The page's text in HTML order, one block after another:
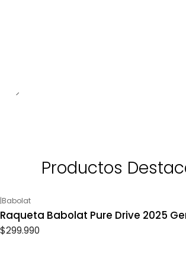
Productos
|Babolat
Raqueta Babolat Pure Drive 2025
$299.990